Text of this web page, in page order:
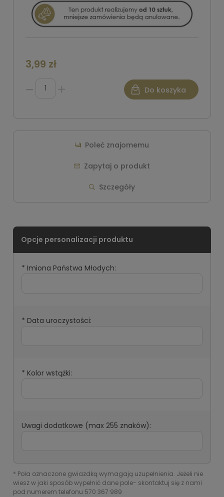
* Imiona Państwa Młodych:
* Data uroczystości:
* Kolor wstążki:
Uwagi dodatkowe (max 255 znaków):
* Pola oznaczone gwiazdką wymagają uzupełnienia. Jeżeli nie
wiesz w jaki sposób wypełnić dane pole- skontaktuj się z nami
pod numerem telefonu 570 367 989
3,99 zł
Do koszyka
Szczegóły
Zapytaj o produkt
Poleć znajomemu